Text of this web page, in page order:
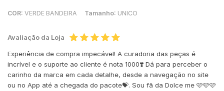
COR: VERDE BANDEIRA Tamanho: UNICO
Avaliação da Loja
Experiência de compra impecável! A curadoria das peças é
incrível e o suporte ao cliente é nota 1000❣️ Dá para perceber o
carinho da marca em cada detalhe, desde a navegação no site
ou no App até a chegada do pacote💝. Sou fã da Dolce me 🩷🩷🩷